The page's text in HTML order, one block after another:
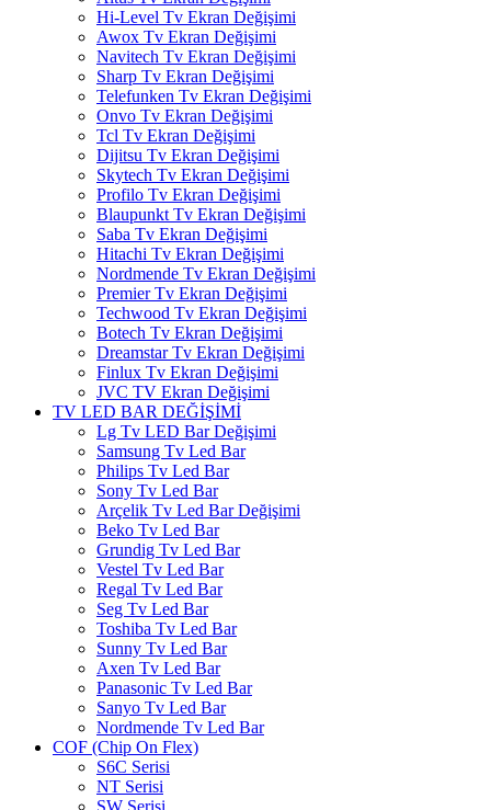
Hi-Level Tv Ekran Değişimi
Awox Tv Ekran Değişimi
Navitech Tv Ekran Değişimi
Sharp Tv Ekran Değişimi
Telefunken Tv Ekran Değişimi
Onvo Tv Ekran Değişimi
Tcl Tv Ekran Değişimi
Dijitsu Tv Ekran Değişimi
Skytech Tv Ekran Değişimi
Profilo Tv Ekran Değişimi
Blaupunkt Tv Ekran Değişimi
Saba Tv Ekran Değişimi
Hitachi Tv Ekran Değişimi
Nordmende Tv Ekran Değişimi
Premier Tv Ekran Değişimi
Techwood Tv Ekran Değişimi
Botech Tv Ekran Değişimi
Dreamstar Tv Ekran Değişimi
Finlux Tv Ekran Değişimi
JVC TV Ekran Değişimi
TV LED BAR DEĞİŞİMİ
Lg Tv LED Bar Değişimi
Samsung Tv Led Bar
Philips Tv Led Bar
Sony Tv Led Bar
Arçelik Tv Led Bar Değişimi
Beko Tv Led Bar
Grundig Tv Led Bar
Vestel Tv Led Bar
Regal Tv Led Bar
Seg Tv Led Bar
Toshiba Tv Led Bar
Sunny Tv Led Bar
Axen Tv Led Bar
Panasonic Tv Led Bar
Sanyo Tv Led Bar
Nordmende Tv Led Bar
COF (Chip On Flex)
S6C Serisi
NT Serisi
SW Serisi